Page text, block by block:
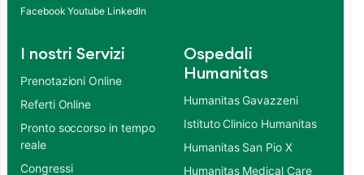
Facebook Youtube LinkedIn
I nostri Servizi
Prenotazioni Online
Referti Online
Pronto soccorso in tempo
reale
Congressi
Ospedali
Humanitas
Humanitas Gavazzeni
Istituto Clinico Humanitas
Humanitas San Pio X
Humanitas Medical Care